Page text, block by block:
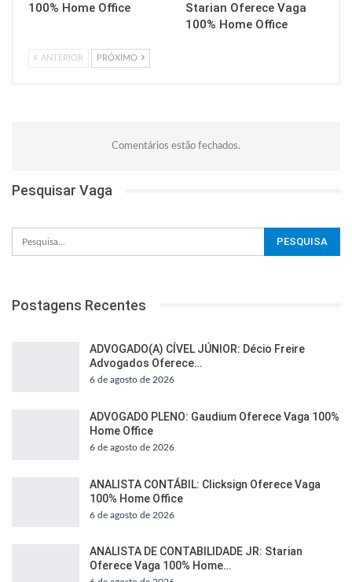
100% Home Office
Starian Oferece Vaga
100% Home Office
ANTERIOR PRÓXIMO
Comentários estão fechados.
Pesquisar Vaga
Postagens Recentes
ADVOGADO(A) CÍVEL JÚNIOR: Décio Freire
Advogados Oferece…
6 de agosto de 2026
ADVOGADO PLENO: Gaudium Oferece Vaga 100%
Home Office
6 de agosto de 2026
ANALISTA CONTÁBIL: Clicksign Oferece Vaga
100% Home Office
6 de agosto de 2026
ANALISTA DE CONTABILIDADE JR: Starian
Oferece Vaga 100% Home…